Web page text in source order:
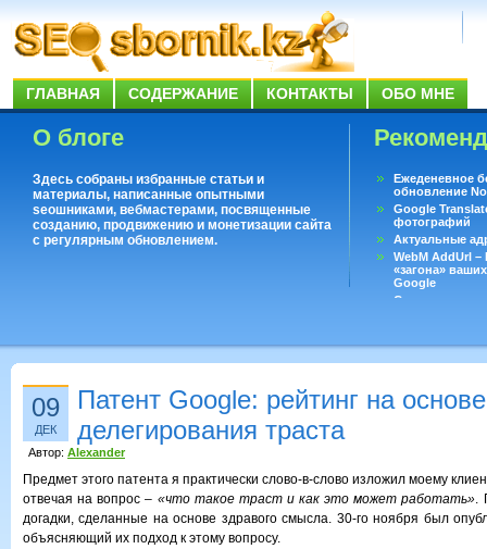
ГЛАВНАЯ СОДЕРЖАНИЕ КОНТАКТЫ ОБО МНЕ
О блоге
Здесь собраны избранные статьи и
материалы, написанные опытными
seoшниками, вебмастерами, посвященные
созданию, продвижению и монетизации сайта
с регулярным обновлением.
Ежеденевное
обновление
Google
фотографий
Актуальные
WebM AddUrl
«загона»
Google
Существует
09
ДЕК
Патент Google: рейтинг на основе
делегирования траста
Автор: Alexander
Предмет этого патента я практически слово-в-слово изложил моему
отвечая на вопрос – «что такое траст и как это может работать».
догадки, сделанные на основе здравого смысла. 30-го ноября был
объясняющий их подход к этому вопросу.